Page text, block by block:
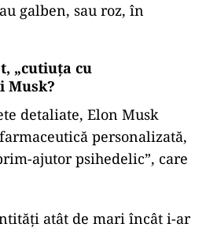
galben, sau roz, în
„cutiuța cu
Musk?
detaliate, Elon Musk
personalizată,
ajutor psihedelic”, care
atât de mari încât i-ar